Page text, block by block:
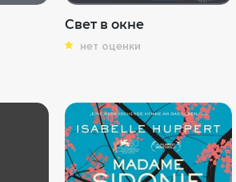
Свет в окне
нет оценки